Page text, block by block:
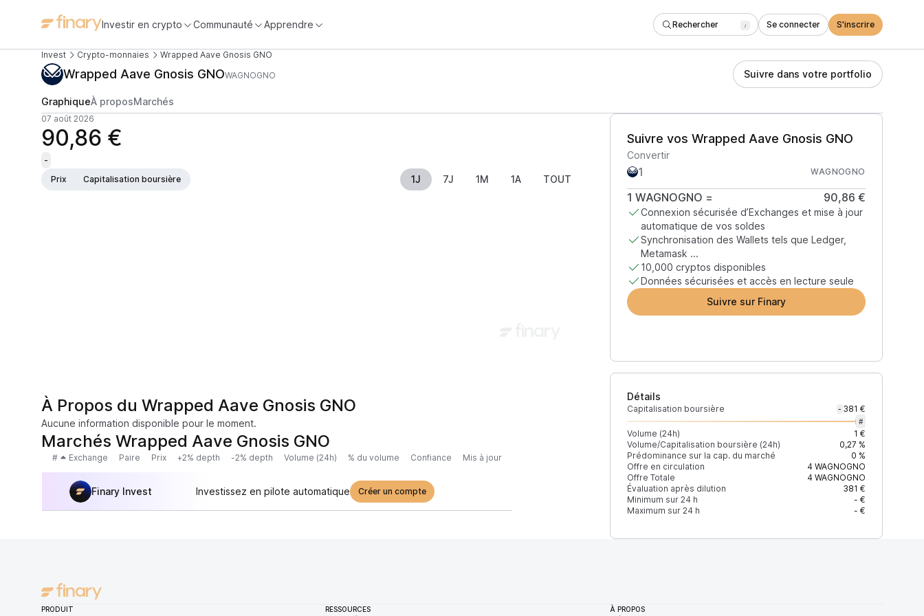
Investir en crypto Communauté Apprendre Rechercher / Se connecter S'inscrire
Invest Crypto-monnaies Wrapped Aave Gnosis GNO
Wrapped Aave Gnosis GNOWAGNOGNO Suivre dans votre portfolio
GraphiqueÀ proposMarchés
07 août 2026
90,86 €
-
Prix
Capitalisation boursière 1J 7J 1M 1A TOUT
Suivre vos Wrapped Aave Gnosis GNO
Convertir
WAGNOGNO
1 WAGNOGNO = 90,86 €
Connexion sécurisée d’Exchanges et mise à jour
automatique de vos soldes
Synchronisation des Wallets tels que Ledger,
Metamask ...
10,000 cryptos disponibles
Données sécurisées et accès en lecture seule
Suivre sur Finary
Détails
Capitalisation boursière - 381 €
#
Volume (24h)
1 €
Volume/Capitalisation boursière (24h)
0,27 %
Prédominance sur la cap. du marché
0 %
Offre en circulation
4WAGNOGNO
Offre Totale
4WAGNOGNO
Évaluation après dilution
381 €
Minimum sur 24 h
- €
Maximum sur 24 h
- €
À Propos du Wrapped Aave Gnosis GNO
Aucune information disponible pour le moment.
Marchés Wrapped Aave Gnosis GNO
# Exchange Paire Prix +2% depth -2% depth Volume (24h) % du volume Confiance Mis à jour
Finary Invest Investissez en pilote automatique Créer un compte
PRODUIT RESSOURCES À PROPOS